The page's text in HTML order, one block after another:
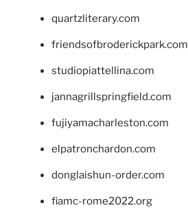
quartzliterary.com
friendsofbroderickpark.com
studiopiattellina.com
jannagrillspringfield.com
fujiyamacharleston.com
elpatronchardon.com
donglaishun-order.com
fiamc-rome2022.org